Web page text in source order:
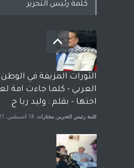
بعد معارك قضائية طاحنة
وترافع فيها بنفسه مرة
الشيخ طارق يوسف يقهر
الحكومة الأمريكية ،
الجنسية عن يد وهم
آراء حرة مختارات 7 أبريل، 2023
كلمة رئيس التحرير
الثورات المزيفة في الوطن
العربي - كلما جاءت امة
اختها - بقلم : وليد ربا ح
كلمة رئيس التحرير , مختارات 18 أغسطس، 2021